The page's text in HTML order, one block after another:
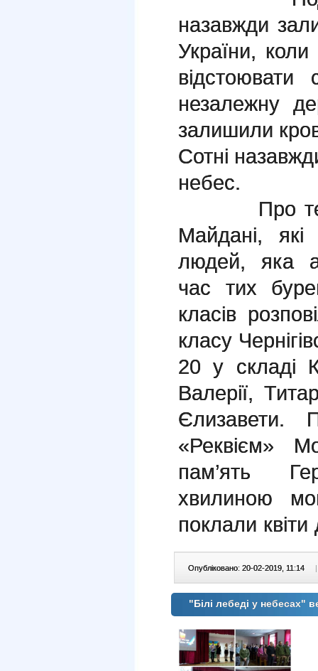
назавжди
України,
незалежну
залишили
Сотні
небес.
Про те, як
Майдані, я
людей, яка
час тих
класів
класу
20 у складі
Валерії,
Єлизавети.
«Реквієм»
пам’ять
хвилиною
поклали
Опубліковано: 20-02-2019, 11:14 |
"Білі лебеді у небесах"